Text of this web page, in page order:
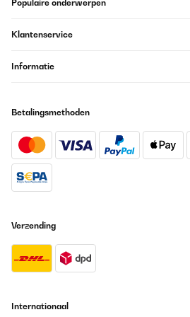
gekauften Rauchmeldern ab. Alle, die
bedenkenlos kaufen. Von uns gibt es
Amazon-Benutzer
Vertaal
Amazon-Benutzer
Populaire onderwerpen
Klantenservice
Informatie
Betalingsmethoden
Verzending
Internationaal